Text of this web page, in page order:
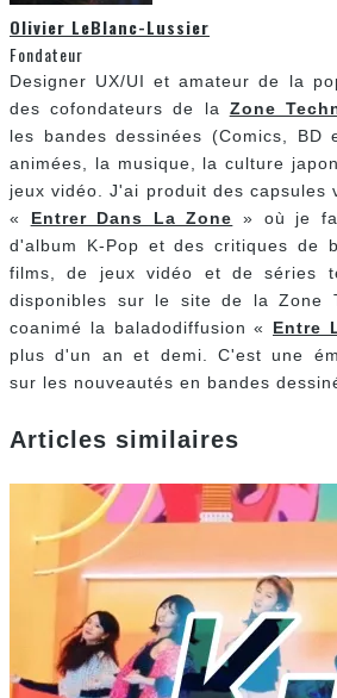
Olivier LeBlanc-Lussier
Fondateur
Designer UX/UI et amateur de la
des cofondateurs de la Zone
les bandes dessinées (Comics, BD
animées, la musique, la culture
jeux vidéo. J'ai produit des capsules
« Entrer Dans La Zone » où je
d'album K-Pop et des critiques de
films, de jeux vidéo et de séries
disponibles sur le site de la Zone
coanimé la baladodiffusion « Entre
plus d'un an et demi. C'est une
sur les nouveautés en bandes
Articles similaires